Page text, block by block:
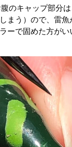
腹のキャップ部分
まう）ので、雷
ーで固めた方がい